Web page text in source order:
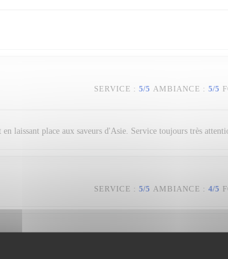
SERVICE : 5/5 AMBIANCE : 5/5
laissant place aux saveurs d'Asie. Service toujours très
SERVICE : 5/5 AMBIANCE : 4/5